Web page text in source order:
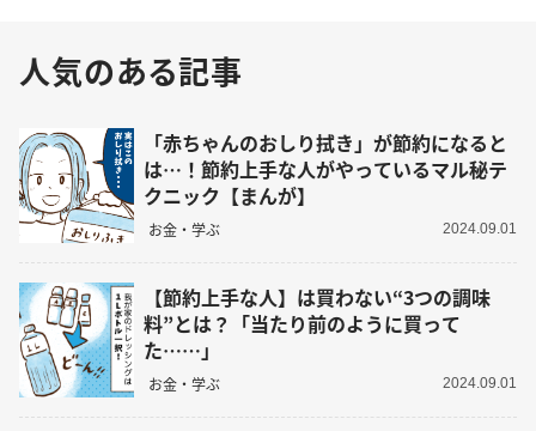
人気のある記事
「赤ちゃんのおしり拭き」が節約になると
は…！節約上手な人がやっているマル秘テ
クニック【まんが】
お金・学ぶ 2024.09.01
【節約上手な人】は買わない“3つの調味
料”とは？「当たり前のように買って
た……」
お金・学ぶ 2024.09.01